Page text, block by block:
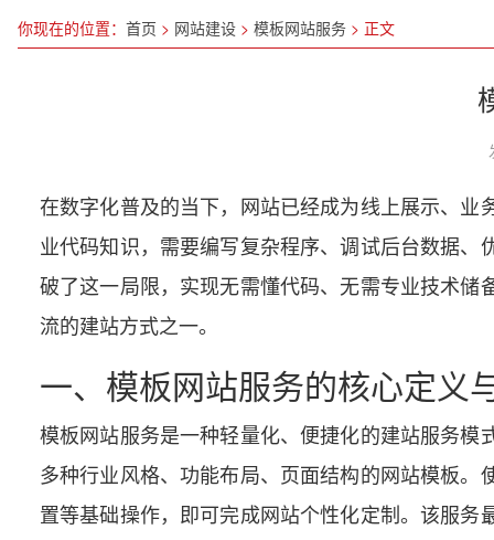
你现在的位置： 首页 > 网站建设 > 模板网站服务 > 正文
在数字化普及的当下，网站已经成为线上展示、
业代码知识，需要编写复杂程序、调试后台数据
破了这一局限，实现无需懂代码、无需专业技术
流的建站方式之一。
一、模板网站服务的核心定义
模板网站服务是一种轻量化、便捷化的建站服务
多种行业风格、功能布局、页面结构的网站模板
置等基础操作，即可完成网站个性化定制。该服务